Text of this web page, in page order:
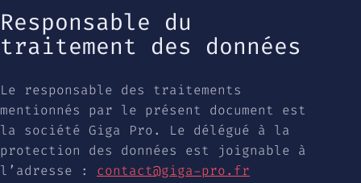
Responsable du
traitement des données
Le responsable des traitements
mentionnés par le présent document est
la société Giga Pro. Le délégué à la
protection des données est joignable à
l’adresse : contact@giga-pro.fr